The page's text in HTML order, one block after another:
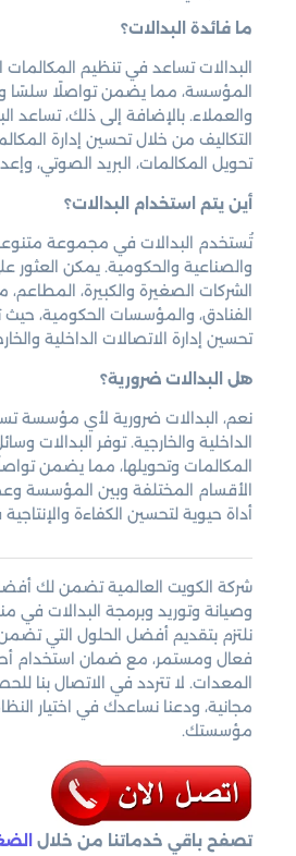
ما فائدة البدالات؟
البدالات تساعد في تنظيم المكالمات
المؤسسة، مما يضمن تواصلًا سلسًا
والعملاء. بالإضافة إلى ذلك، تساعد
التكاليف من خلال تحسين إدارة
تحويل المكالمات، البريد الصوتي،
أين يتم استخدام البدالات؟
تُستخدم البدالات في مجموعة متنوعة
والصناعية والحكومية. يمكن العثور
الشركات الصغيرة والكبيرة،
الفنادق، والمؤسسات الحكومية، حيث
تحسين إدارة الاتصالات الداخلية
هل البدالات ضرورية؟
نعم، البدالات ضرورية لأي مؤسسة
الداخلية والخارجية. توفر البدالات
المكالمات وتحويلها، مما يضمن
الأقسام المختلفة وبين المؤسسة
أداة حيوية لتحسين الكفاءة
شركة الكويت العالمية تضمن لك
وصيانة وتوريد وبرمجة البدالات في
نلتزم بتقديم أفضل الحلول التي
فعال ومستمر، مع ضمان استخدام
المعدات. لا تتردد في الاتصال بنا
مجانية، ودعنا نساعدك في اختيار
مؤسستك.
تصفح باقي خدماتنا من خلال